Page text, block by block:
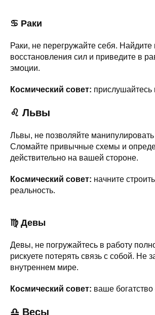
♋ Раки
Раки, не перегружайте себя.
восстановления сил и приведите в
эмоции.
Космический совет: прислушайтесь
♌ Львы
Львы, не позволяйте манипулировать
Сломайте привычные схемы и
действительно на вашей стороне.
Космический совет: начните
реальность.
♍ Девы
Девы, не погружайтесь в работу
рискуете потерять связь с собой. Не
внутреннем мире.
Космический совет: ваше
♎ Весы